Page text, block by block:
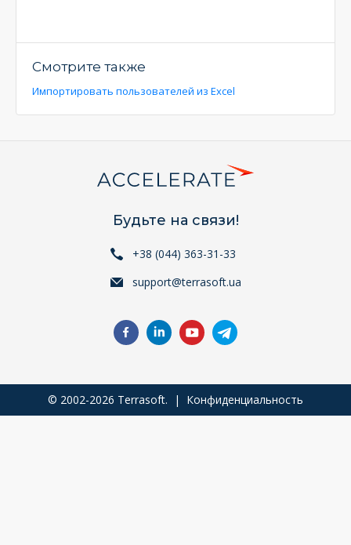
Смотрите также
Импортировать пользователей из Excel
Будьте на связи!
+38 (044) 363-31-33
support@terrasoft.ua
© 2002-2026 Terrasoft. | Конфиденциальность